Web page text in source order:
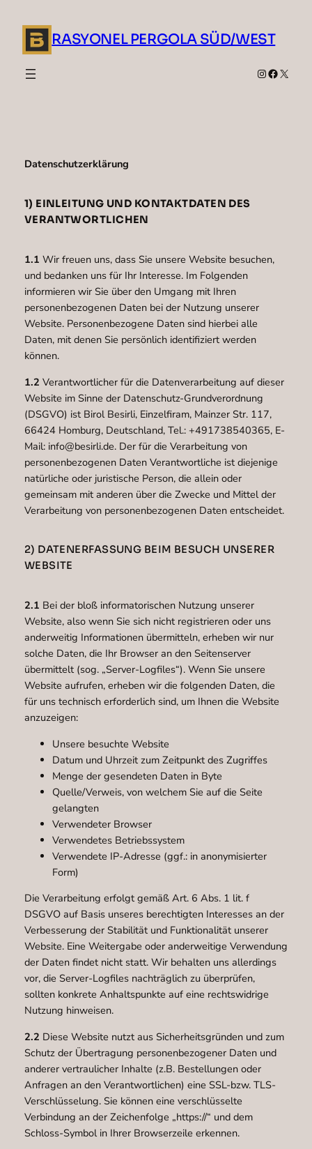
Inhalt
springen
RASYONEL PERGOLA SÜD/WEST
Instagram
X
Datenschutzerklärung
1) EINLEITUNG UND KONTAKTDATEN DES
VERANTWORTLICHEN
1.1 Wir freuen uns, dass Sie unsere Website besuchen,
und bedanken uns für Ihr Interesse. Im Folgenden
informieren wir Sie über den Umgang mit Ihren
personenbezogenen Daten bei der Nutzung unserer
Website. Personenbezogene Daten sind hierbei alle
Daten, mit denen Sie persönlich identifiziert werden
können.
1.2 Verantwortlicher für die Datenverarbeitung auf dieser
Website im Sinne der Datenschutz-Grundverordnung
(DSGVO) ist Birol Besirli, Einzelfiram, Mainzer Str. 117,
66424 Homburg, Deutschland, Tel.: +491738540365, E-
Mail: info@besirli.de. Der für die Verarbeitung von
personenbezogenen Daten Verantwortliche ist diejenige
natürliche oder juristische Person, die allein oder
gemeinsam mit anderen über die Zwecke und Mittel der
Verarbeitung von personenbezogenen Daten entscheidet.
2) DATENERFASSUNG BEIM BESUCH UNSERER
WEBSITE
2.1 Bei der bloß informatorischen Nutzung unserer
Website, also wenn Sie sich nicht registrieren oder uns
anderweitig Informationen übermitteln, erheben wir nur
solche Daten, die Ihr Browser an den Seitenserver
übermittelt (sog. „Server-Logfiles“). Wenn Sie unsere
Website aufrufen, erheben wir die folgenden Daten, die
für uns technisch erforderlich sind, um Ihnen die Website
anzuzeigen:
Unsere besuchte Website
Datum und Uhrzeit zum Zeitpunkt des Zugriffes
Menge der gesendeten Daten in Byte
Quelle/Verweis, von welchem Sie auf die Seite
gelangten
Verwendeter Browser
Verwendetes Betriebssystem
Verwendete IP-Adresse (ggf.: in anonymisierter
Form)
Die Verarbeitung erfolgt gemäß Art. 6 Abs. 1 lit. f
DSGVO auf Basis unseres berechtigten Interesses an der
Verbesserung der Stabilität und Funktionalität unserer
Website. Eine Weitergabe oder anderweitige Verwendung
der Daten findet nicht statt. Wir behalten uns allerdings
vor, die Server-Logfiles nachträglich zu überprüfen,
sollten konkrete Anhaltspunkte auf eine rechtswidrige
Nutzung hinweisen.
2.2 Diese Website nutzt aus Sicherheitsgründen und zum
Schutz der Übertragung personenbezogener Daten und
anderer vertraulicher Inhalte (z.B. Bestellungen oder
Anfragen an den Verantwortlichen) eine SSL-bzw. TLS-
Verschlüsselung. Sie können eine verschlüsselte
Verbindung an der Zeichenfolge „https://“ und dem
Schloss-Symbol in Ihrer Browserzeile erkennen.